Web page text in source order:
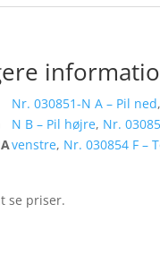
Nr. 030851-N A – Pil ned,
N B – Pil højre, Nr.
venstre, Nr. 030854 F –
se priser.